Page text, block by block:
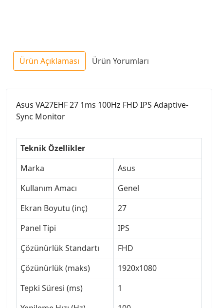
Ürün Açıklaması Ürün Yorumları
Asus VA27EHF 27 1ms 100Hz FHD IPS Adaptive-
Sync Monitor
Teknik Özellikler
Marka
Asus
Kullanım Amacı
Genel
Ekran Boyutu (inç)
27
Panel Tipi
IPS
Çözünürlük Standartı
FHD
Çözünürlük (maks)
1920x1080
Tepki Süresi (ms)
1